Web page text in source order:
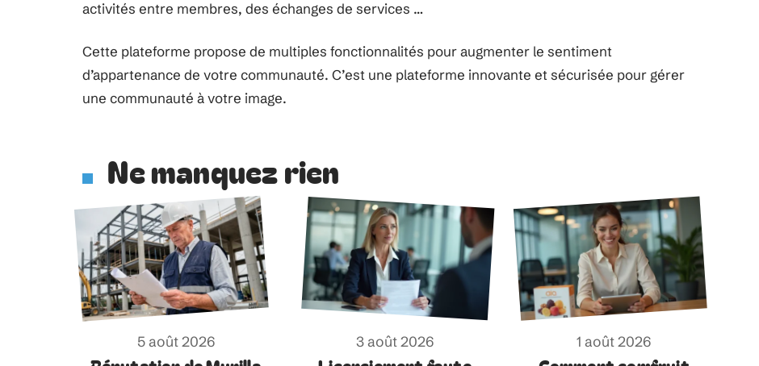
activités entre membres, des échanges de services …
Cette plateforme propose de multiples fonctionnalités pour augmenter le sentiment
d’appartenance de votre communauté. C’est une plateforme innovante et sécurisée pour gérer
une communauté à votre image.
Ne manquez rien
5 août 2026 3 août 2026 1 août 2026